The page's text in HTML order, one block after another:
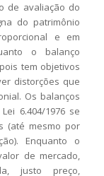
de avaliação do
do patrimônio
e em
o balanço
tem objetivos
distorções que
Os balanços
6.404/1976 se
(até mesmo por
Enquanto o
de mercado,
justo preço,